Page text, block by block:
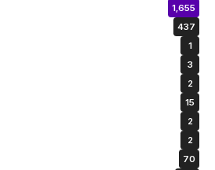
1,655
437
1
3
2
15
2
2
70